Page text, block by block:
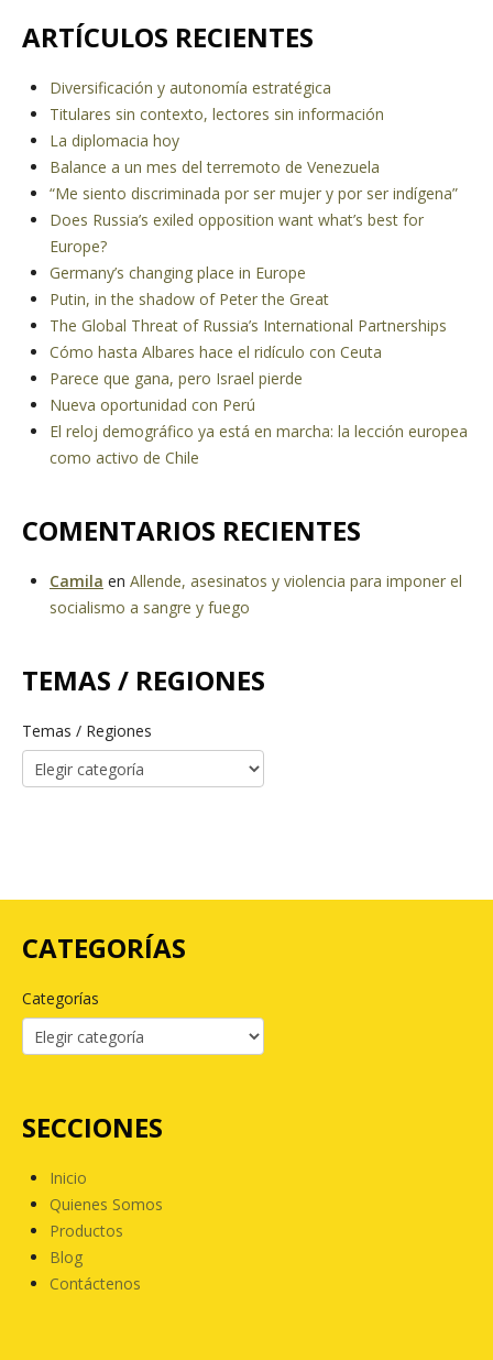
ARTÍCULOS RECIENTES
Diversificación y autonomía estratégica
Titulares sin contexto, lectores sin información
La diplomacia hoy
Balance a un mes del terremoto de Venezuela
“Me siento discriminada por ser mujer y por ser indígena”
Does Russia’s exiled opposition want what’s best for
Europe?
Germany’s changing place in Europe
Putin, in the shadow of Peter the Great
The Global Threat of Russia’s International Partnerships
Cómo hasta Albares hace el ridículo con Ceuta
Parece que gana, pero Israel pierde
Nueva oportunidad con Perú
El reloj demográfico ya está en marcha: la lección europea
como activo de Chile
COMENTARIOS RECIENTES
Camila en Allende, asesinatos y violencia para imponer el
socialismo a sangre y fuego
TEMAS / REGIONES
Temas / Regiones
CATEGORÍAS
Categorías
SECCIONES
Inicio
Quienes Somos
Productos
Blog
Contáctenos